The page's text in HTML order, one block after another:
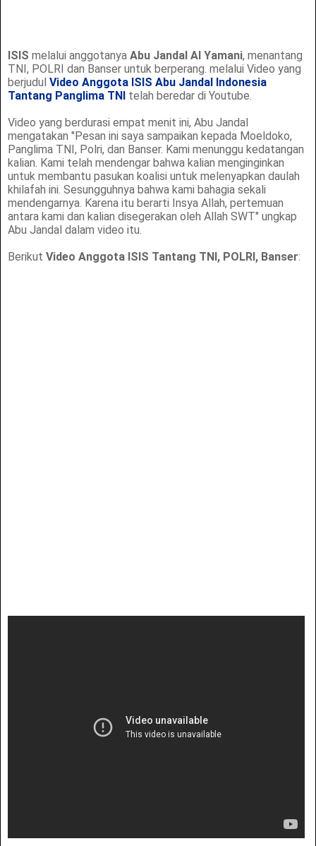
ISIS melalui anggotanyaAbu Jandal Al Yamani, menantang
TNI, POLRI dan Banser untuk berperang. melalui Video yang
berjudulVideo Anggota ISIS Abu Jandal Indonesia
Tantang Panglima TNI telah beredar di Youtube.
Video yang berdurasi empat menit ini, Abu Jandal
mengatakan "Pesan ini saya sampaikan kepada Moeldoko,
Panglima TNI, Polri, dan Banser. Kami menunggu kedatangan
kalian. Kami telah mendengar bahwa kalian menginginkan
untuk membantu pasukan koalisi untuk melenyapkan daulah
khilafah ini. Sesungguhnya bahwa kami bahagia sekali
mendengarnya. Karena itu berarti Insya Allah, pertemuan
antara kami dan kalian disegerakan oleh Allah SWT" ungkap
Abu Jandal dalam video itu.
BerikutVideo Anggota ISIS Tantang TNI, POLRI, Banser: